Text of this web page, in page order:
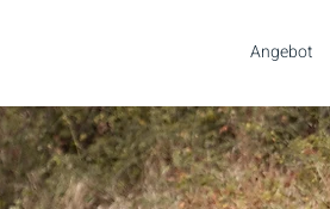
Angebot